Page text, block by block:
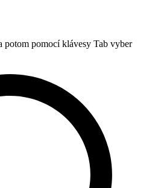
potom pomocí klávesy Tab vyber